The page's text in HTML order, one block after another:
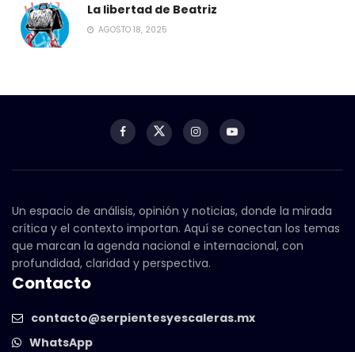
La libertad de Beatriz
AGOSTO 18, 2025
Un espacio de análisis, opinión y noticias, donde la mirada
crítica y el contexto importan. Aquí se conectan los temas
que marcan la agenda nacional e internacional, con
profundidad, claridad y perspectiva.
Contacto
contacto@serpientesyescaleras.mx
WhatsApp